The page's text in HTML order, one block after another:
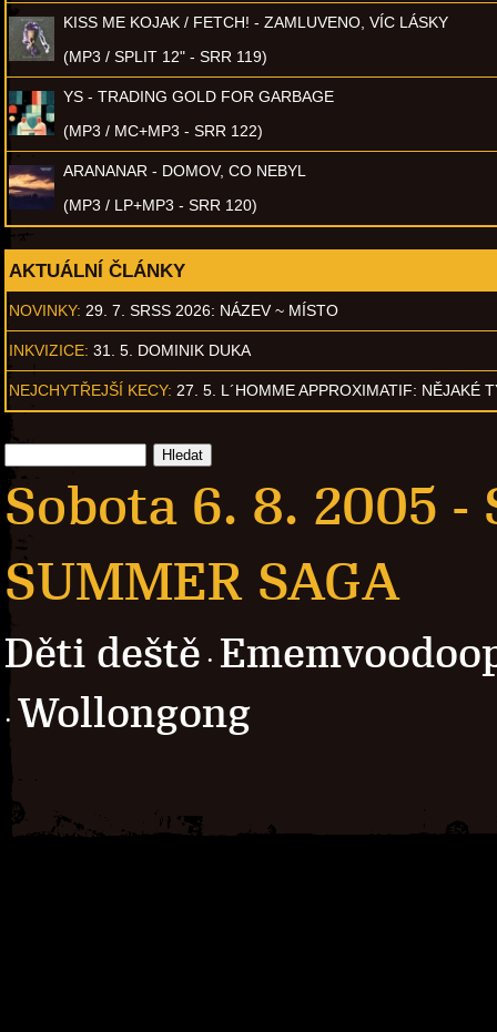
KISS ME KOJAK / FETCH! - ZAMLUVENO, VÍC LÁSKY
(MP3 / SPLIT 12" - SRR 119)
YS - TRADING GOLD FOR GARBAGE
(MP3 / MC+MP3 - SRR 122)
ARANANAR - DOMOV, CO NEBYL
(MP3 / LP+MP3 - SRR 120)
AKTUÁLNÍ ČLÁNKY
NOVINKY: 29. 7. SRSS 2026: NÁZEV ~ MÍSTO
INKVIZICE: 31. 5. DOMINIK DUKA
NEJCHYTŘEJŠÍ KECY: 27. 5. L´HOMME APPROXIMATIF: NĚJAKÉ
Sobota 6. 8. 2005 -
SUMMER SAGA
Děti deště ·
· Wollongong